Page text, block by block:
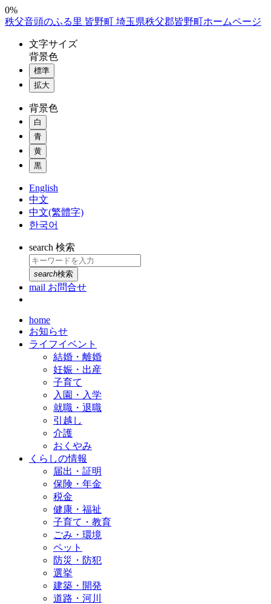
コ
ン
0%
秩父音頭のふる里 皆野町 埼玉県秩父郡皆野町ホームページ
文字サイズ
背景色
標準
拡大
背景色
白
青
黄
黒
English
中文
中文(繁體字)
한국어
search 検索
search検索
mail お問合せ
home
お知らせ
ライフイベント
結婚・離婚
妊娠・出産
子育て
入園・入学
就職・退職
引越し
介護
おくやみ
くらしの情報
届出・証明
保険・年金
税金
健康・福祉
子育て・教育
ごみ・環境
ペット
防災・防犯
選挙
建築・開発
道路・河川